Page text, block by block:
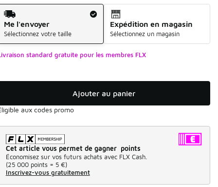
d'expédition
Me l'envoyer
Sélectionnez votre taille
Expédition en magasin
Sélectionnez un magasin
standard gratuite pour les membres FLX
Ajouter au panier
aux codes promo
Cet article vous permet de gagner points
Économisez sur vos futurs achats avec FLX Cash.
(25 000 points = 5 €)
Inscrivez-vous gratuitement